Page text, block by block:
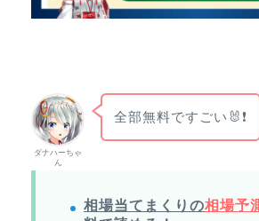
ダナハーちゃ
ん
全部無料ですごい🐰❗
相場当てまくりの相場予